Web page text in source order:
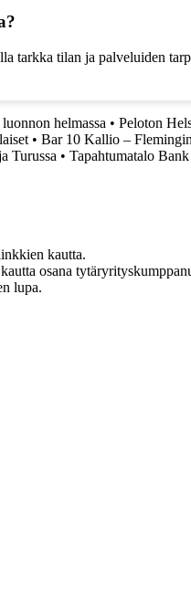
tarkka tilan ja palveluiden
helmassa • Peloton
• Bar 10 Kallio –
Turussa • Tapahtumatalo
kautta.
osana
lupa.